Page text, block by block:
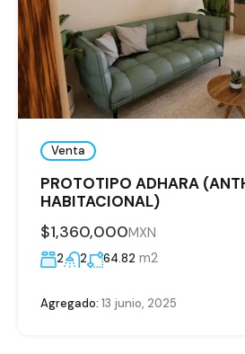
Venta
PROTOTIPO ADHARA
HABITACIONAL)
$1,360,000MXN
2 2 64.82 m2
Agregado: 13 junio, 2025